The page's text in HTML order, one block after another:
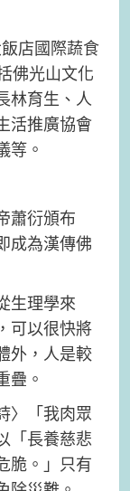
店國際蔬食
佛光山文化
林育生、人
活推廣協會
等。
蕭衍頒布
成為漢傳佛
生理學來
可以很快將
外，人是較
疊。
〉「我肉眾
「長養慈悲
脆。」只有